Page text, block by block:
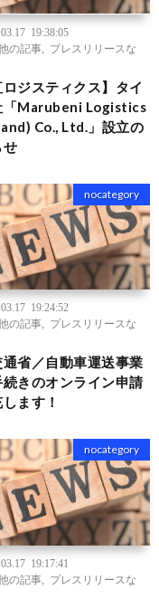
19:38:05
の記事
プレスリリースな
ロジスティクス】タイ
「Marubeni Logistics
Co., Ltd.」設立の
せ
nocategory
19:24:52
の記事
プレスリリースな
通省／自動車運送事業
きのオンライン申請
ます！
nocategory
19:17:41
の記事
プレスリリースな